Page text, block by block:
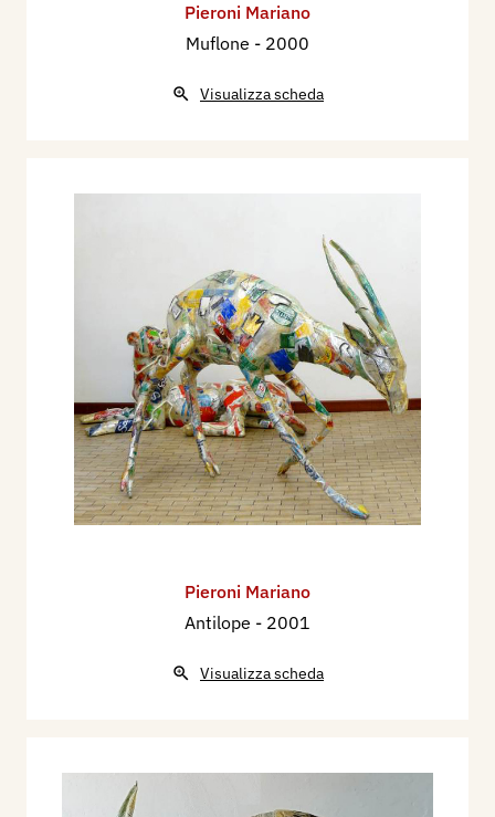
Pieroni Mariano
Muflone - 2000
Visualizza scheda
Pieroni Mariano
Antilope - 2001
Visualizza scheda